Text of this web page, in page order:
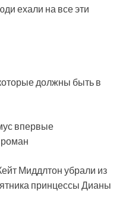
ехали на все эти
должны быть в
впервые
Миддлтон убрали из
принцессы Дианы